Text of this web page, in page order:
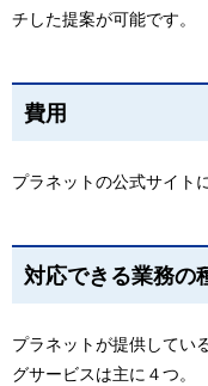
チした提案が可能です。
費用
プラネットの公式サイト
対応できる業務の
プラネットが提供してい
グサービスは主に４つ。